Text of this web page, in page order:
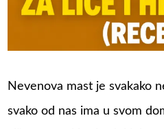
Nevenova mast je svakako
svako od nas ima u svom